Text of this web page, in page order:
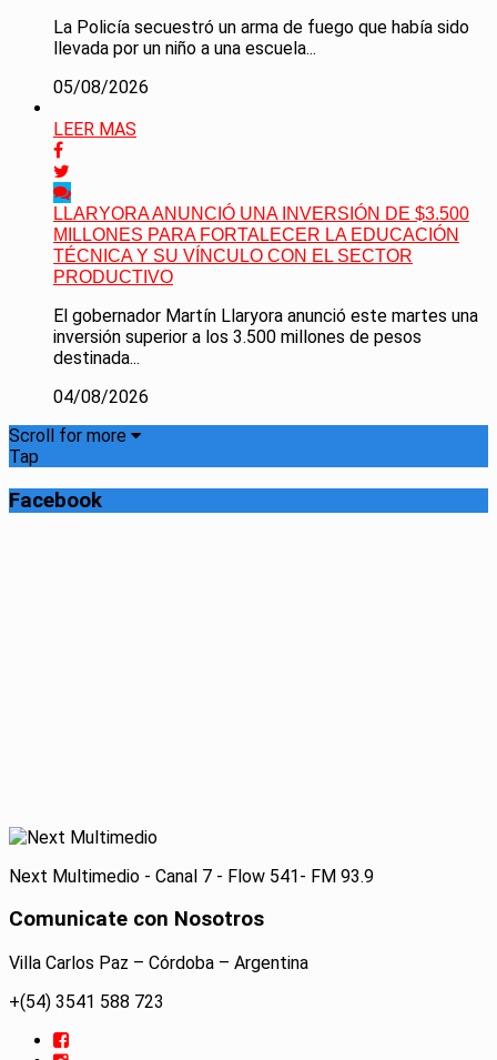
La Policía secuestró un arma de fuego que había sido
llevada por un niño a una escuela...
05/08/2026
LEER MAS
LLARYORA ANUNCIÓ UNA INVERSIÓN DE $3.500
MILLONES PARA FORTALECER LA EDUCACIÓN
TÉCNICA Y SU VÍNCULO CON EL SECTOR
PRODUCTIVO
El gobernador Martín Llaryora anunció este martes una
inversión superior a los 3.500 millones de pesos
destinada...
04/08/2026
Scroll for more
Tap
Facebook
Next Multimedio - Canal 7 - Flow 541- FM 93.9
Comunicate con Nosotros
Villa Carlos Paz – Córdoba – Argentina
+(54) 3541 588 723